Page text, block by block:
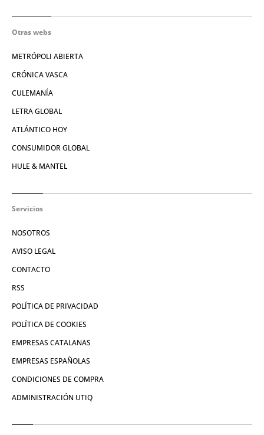
Otras webs
METRÓPOLI ABIERTA
CRÓNICA VASCA
CULEMANÍA
LETRA GLOBAL
ATLÁNTICO HOY
CONSUMIDOR GLOBAL
HULE & MANTEL
Servicios
NOSOTROS
AVISO LEGAL
CONTACTO
RSS
POLÍTICA DE PRIVACIDAD
POLÍTICA DE COOKIES
EMPRESAS CATALANAS
EMPRESAS ESPAÑOLAS
CONDICIONES DE COMPRA
ADMINISTRACIÓN UTIQ